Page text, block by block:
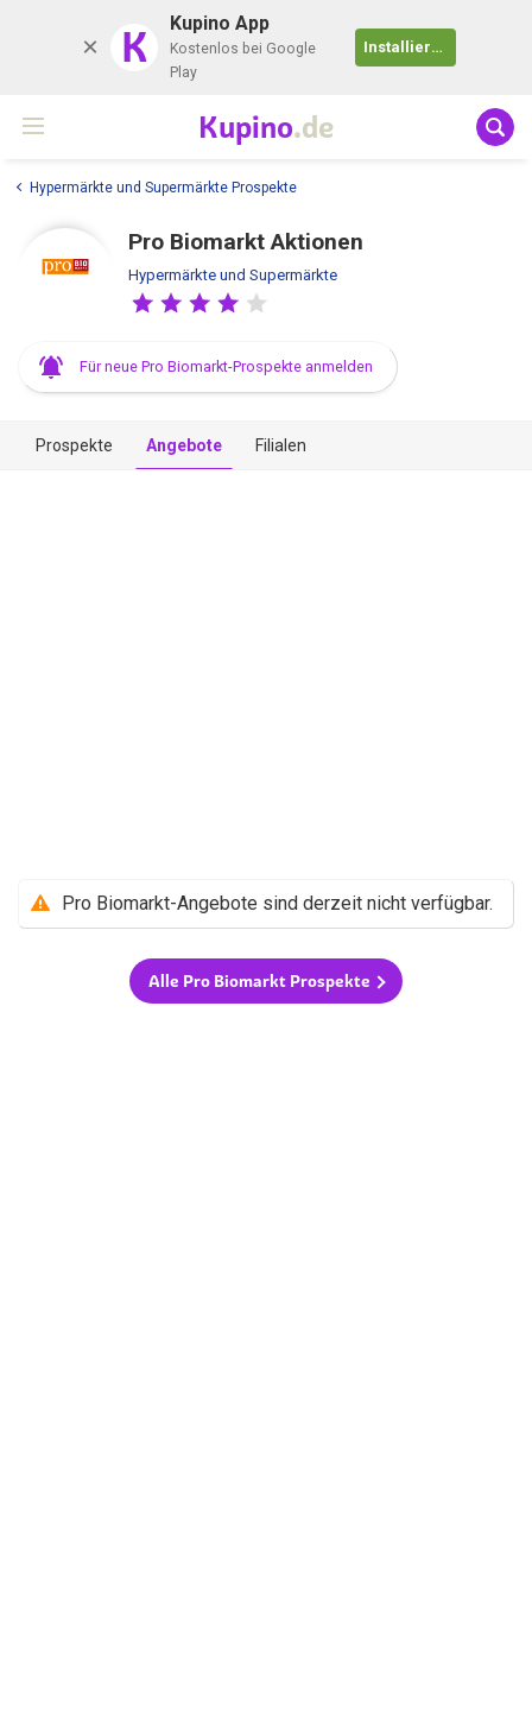
K Kupino App
Kostenlos bei Google
Play
Installieren
Kupino.de
Hypermärkte und Supermärkte Prospekte
Pro Biomarkt Aktionen
Hypermärkte und Supermärkte
Für neue Pro Biomarkt-Prospekte anmelden
Prospekte Angebote Filialen
Pro Biomarkt-Angebote sind derzeit nicht verfügbar.
Alle Pro Biomarkt Prospekte